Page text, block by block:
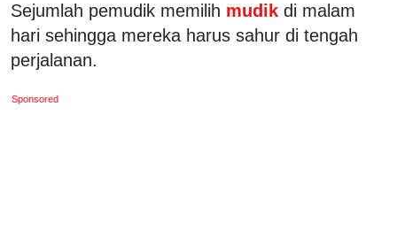
Sejumlah pemudik memilih mudik di malam
hari sehingga mereka harus sahur di tengah
perjalanan.
Sponsored